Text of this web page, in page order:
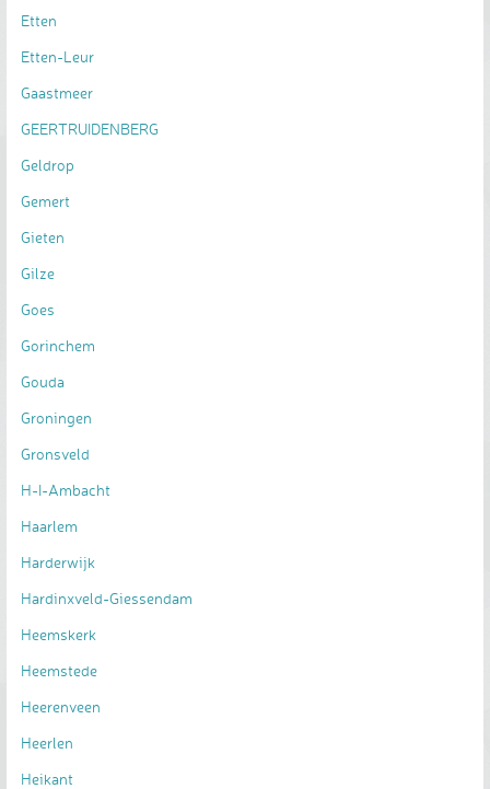
Etten
Etten-Leur
Gaastmeer
GEERTRUIDENBERG
Geldrop
Gemert
Gieten
Gilze
Goes
Gorinchem
Gouda
Groningen
Gronsveld
H-I-Ambacht
Haarlem
Harderwijk
Hardinxveld-Giessendam
Heemskerk
Heemstede
Heerenveen
Heerlen
Heikant